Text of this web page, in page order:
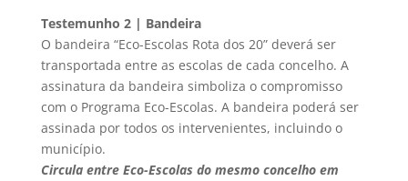
Testemunho 2 | Bandeira
O bandeira “Eco-Escolas Rota dos 20” deverá ser
transportada entre as escolas de cada concelho. A
assinatura da bandeira simboliza o compromisso
com o Programa Eco-Escolas. A bandeira poderá ser
assinada por todos os intervenientes, incluindo o
município.
Circula entre Eco-Escolas do mesmo concelho em